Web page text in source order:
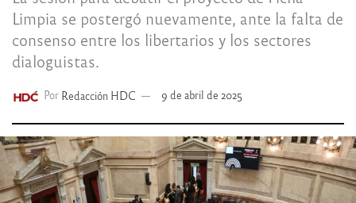
Limpia se postergó nuevamente, ante la falta de
consenso entre los libertarios y los sectores
dialoguistas.
Por Redacción HDC 9 de abril de 2025